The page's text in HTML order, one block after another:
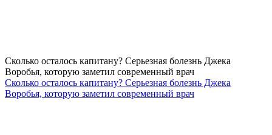
Сколько осталось капитану? Серьезная болезнь Джека
Воробья, которую заметил современный врач
Сколько осталось капитану? Серьезная болезнь Джека
Воробья, которую заметил современный врач